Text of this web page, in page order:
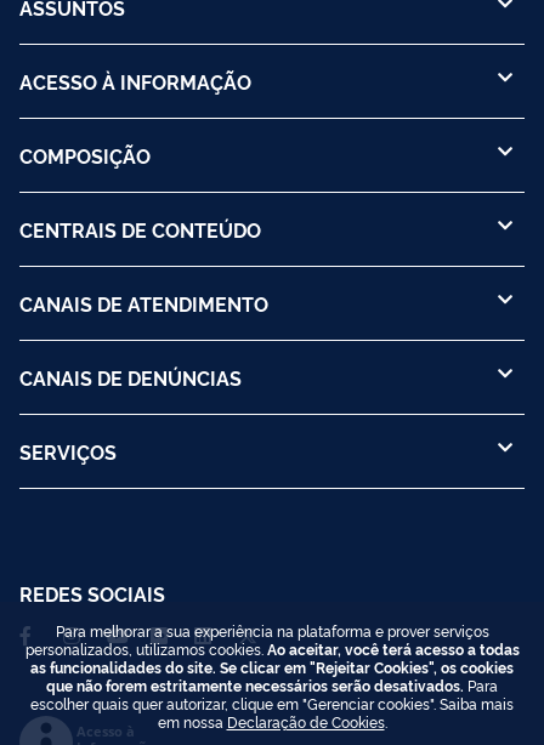
ASSUNTOS
ACESSO À INFORMAÇÃO
COMPOSIÇÃO
CENTRAIS DE CONTEÚDO
CANAIS DE ATENDIMENTO
CANAIS DE DENÚNCIAS
SERVIÇOS
REDES SOCIAIS
Acesso à
Para melhorar a sua experiência na plataforma e prover serviços
personalizados, utilizamos cookies. Ao aceitar, você terá acesso a todas
as funcionalidades do site. Se clicar em "Rejeitar Cookies", os cookies
que não forem estritamente necessários serão desativados. Para
escolher quais quer autorizar, clique em "Gerenciar cookies". Saiba mais
em nossa Declaração de Cookies.